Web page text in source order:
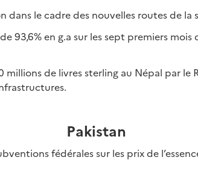
dans le cadre des nouvelles routes de la
de 93,6% en g.a sur les sept premiers
millions de livres sterling au Népal par le
Pakistan
fédérales sur les prix de